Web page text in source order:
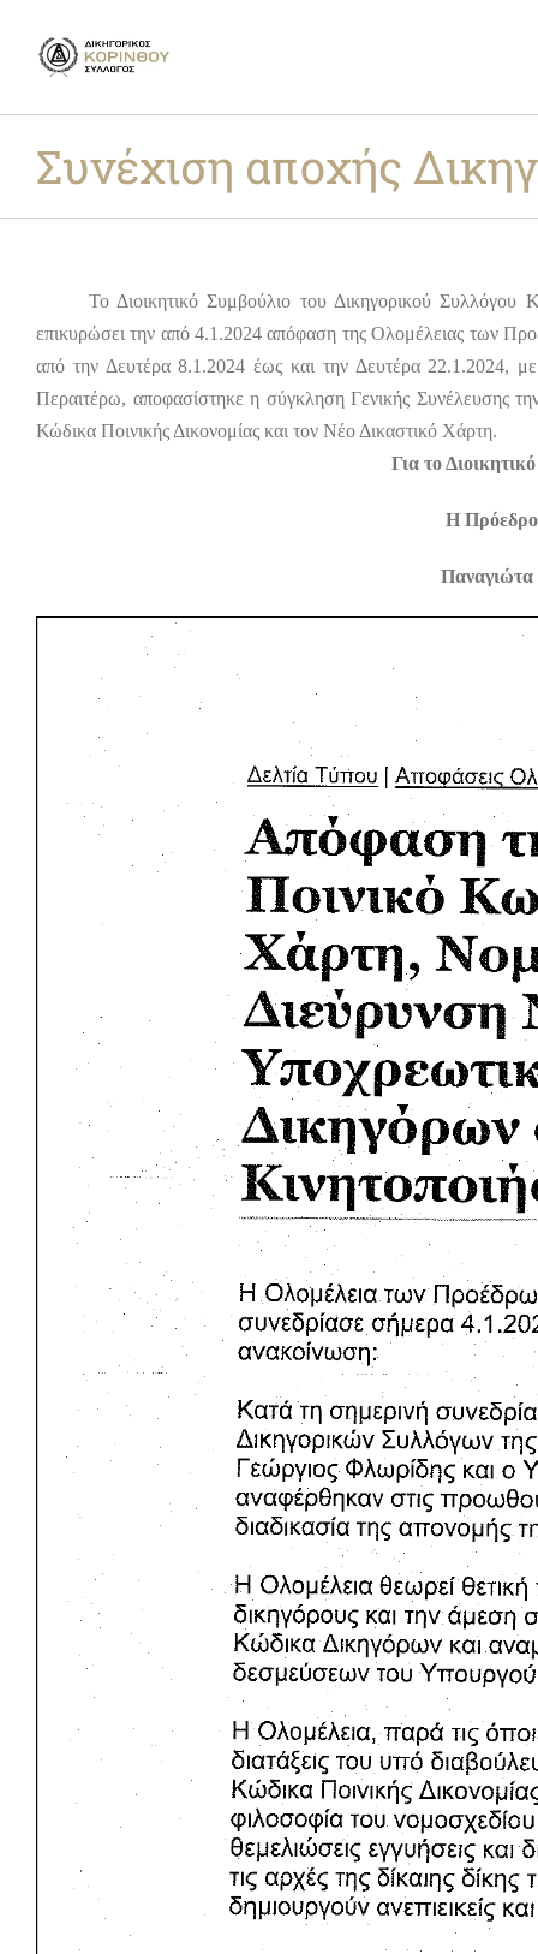
content
Συνέχιση αποχής
Το Διοικητικό Συμβούλιο του Δικηγορικού Συλλόγου
επικυρώσει την από 4.1.2024 απόφαση της Ολομέλειας των
από την Δευτέρα 8.1.2024 έως και την Δευτέρα 22.1.2024,
Περαιτέρω, αποφασίστηκε η σύγκληση Γενικής Συνέλευσης
Κώδικα Ποινικής Δικονομίας και τον Νέο Δικαστικό Χάρτη.
Για το
Η